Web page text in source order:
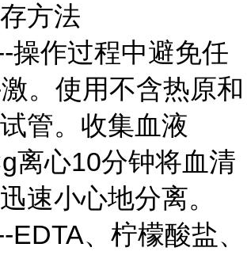
方法
操作过程中避免任
。使用不含热原和
管。收集血液
离心10分钟将血清
速小心地分离。
EDTA、柠檬酸盐、